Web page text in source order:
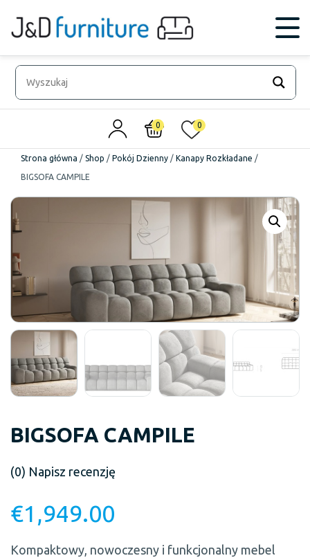
0 0
Strona główna / Shop / Pokój Dzienny / Kanapy Rozkładane /
BIGSOFA CAMPILE
BIGSOFA CAMPILE
(0) Napisz recenzję
€1,949.00
Kompaktowy, nowoczesny i funkcjonalny mebel